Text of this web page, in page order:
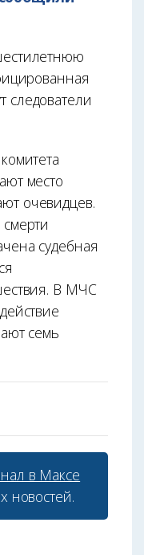
место
очевидцев.
судебная
В МЧС
семь
в Максе
новостей.